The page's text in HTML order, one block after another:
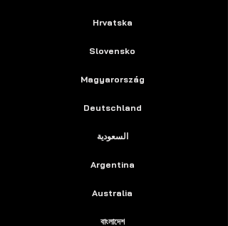
Hrvatska
Slovensko
Magyarország
Deutschland
السعودية
Argentina
Australia
বাংলাদেশ